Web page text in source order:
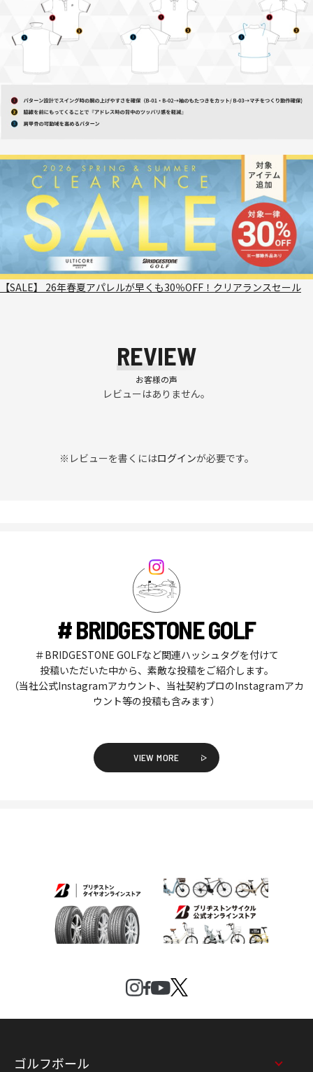
【SALE】 26年春夏アパレルが早くも30％OFF！クリアランスセール
REVIEW
お客様の声
レビューはありません。
※レビューを書くにはログインが必要です。
# BRIDGESTONE GOLF
＃BRIDGESTONE GOLFなど関連ハッシュタグを付けて
投稿いただいた中から、素敵な投稿をご紹介します。
（当社公式Instagramアカウント、当社契約プロのInstagramアカ
ウント等の投稿も含みます）
VIEW MORE
ゴルフボール